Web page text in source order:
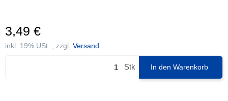
3,49 €
inkl. 19% USt. , zzgl. Versand
Stk In den Warenkorb